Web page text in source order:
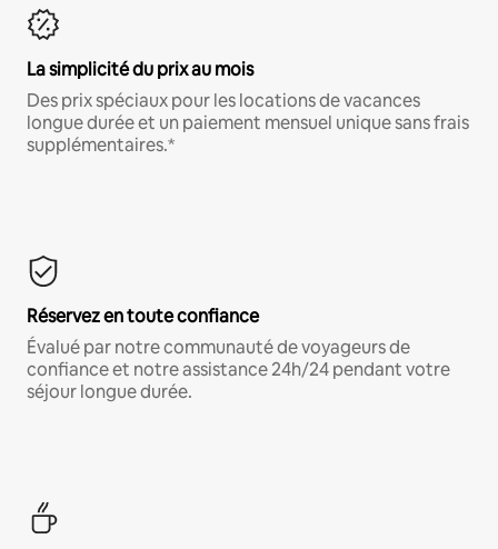
La simplicité du prix au mois
Des prix spéciaux pour les locations de vacances
longue durée et un paiement mensuel unique sans frais
supplémentaires.*
Réservez en toute confiance
Évalué par notre communauté de voyageurs de
confiance et notre assistance 24h/24 pendant votre
séjour longue durée.